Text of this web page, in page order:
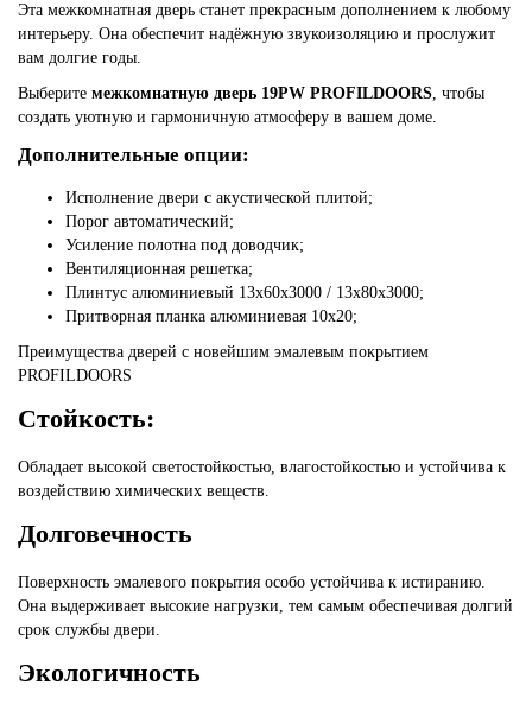
Эта межкомнатная дверь станет прекрасным дополнением к любому
интерьеру. Она обеспечит надёжную звукоизоляцию и прослужит
вам долгие годы.
Выберите межкомнатную дверь 19PW PROFILDOORS, чтобы
создать уютную и гармоничную атмосферу в вашем доме.
Дополнительные опции:
Исполнение двери с акустической плитой;
Порог автоматический;
Усиление полотна под доводчик;
Вентиляционная решетка;
Плинтус алюминиевый 13х60х3000 / 13х80х3000;
Притворная планка алюминиевая 10x20;
Преимущества дверей с новейшим эмалевым покрытием
PROFILDOORS
Стойкость:
Обладает высокой светостойкостью, влагостойкостью и устойчива к
воздействию химических веществ.
Долговечность
Поверхность эмалевого покрытия особо устойчива к истиранию.
Она выдерживает высокие нагрузки, тем самым обеспечивая долгий
срок службы двери.
Экологичность